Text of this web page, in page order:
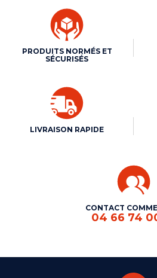
PRODUITS NORMÉS ET
SÉCURISÉS
LIVRAISON RAPIDE
CONTACT
04 66 74